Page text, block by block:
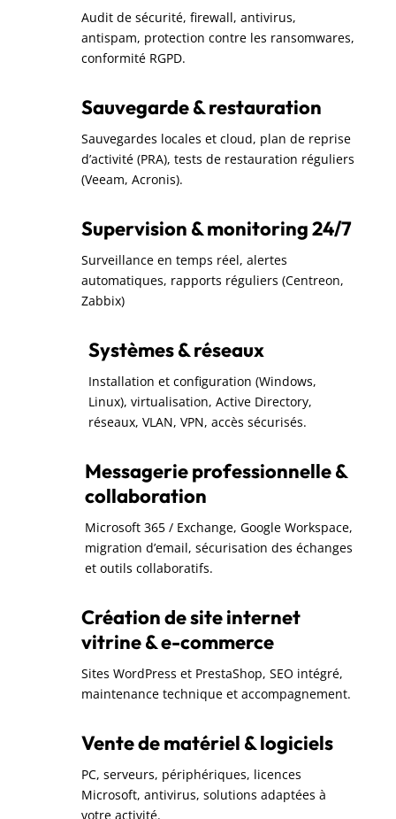
Audit de sécurité, firewall, antivirus,
antispam, protection contre les ransomwares,
conformité RGPD.
Sauvegarde & restauration
Sauvegardes locales et cloud, plan de reprise
d’activité (PRA), tests de restauration réguliers
(Veeam, Acronis).
Supervision & monitoring 24/7
Surveillance en temps réel, alertes
automatiques, rapports réguliers (Centreon,
Zabbix)
Systèmes & réseaux
Installation et configuration (Windows,
Linux), virtualisation, Active Directory,
réseaux, VLAN, VPN, accès sécurisés.
Messagerie professionnelle &
collaboration
Microsoft 365 / Exchange, Google Workspace,
migration d’email, sécurisation des échanges
et outils collaboratifs.
Création de site internet
vitrine & e-commerce
Sites WordPress et PrestaShop, SEO intégré,
maintenance technique et accompagnement.
Vente de matériel & logiciels
PC, serveurs, périphériques, licences
Microsoft, antivirus, solutions adaptées à
votre activité.